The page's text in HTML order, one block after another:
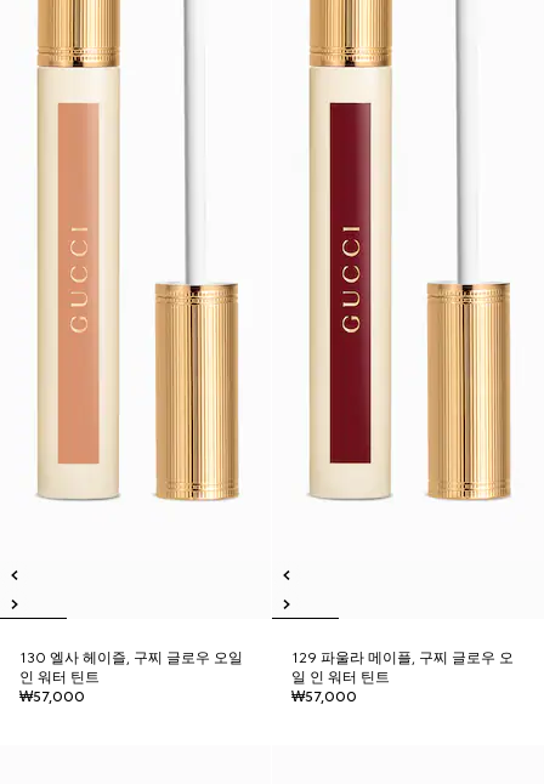
130 엘사 헤이즐, 구찌 글로우 오일
인 워터 틴트
₩57,000
129 파울라 메이플, 구찌 글로우 오
일 인 워터 틴트
₩57,000